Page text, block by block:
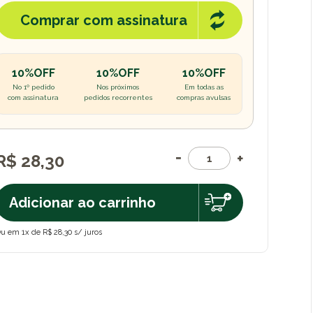
28,30
Adicionar ao carrinho
em 1x de R$ 28,30 s/ juros
Comprar com assinatura
10%OFF
No 1º pedido
com assinatura
10%OFF
Nos próximos
pedidos recorrentes
10%OFF
Em todas as
compras avulsas